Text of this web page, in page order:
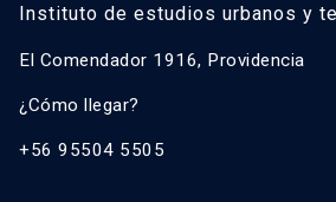
Instituto de estudios urbanos y
El Comendador 1916, Providencia
¿Cómo llegar?
+56 95504 5505